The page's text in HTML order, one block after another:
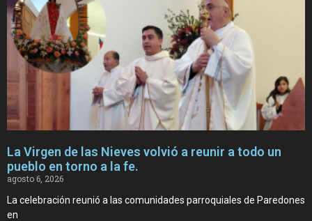
La Virgen de las Nieves volvió a reunir a todo un
pueblo en torno a la fe.
agosto 6, 2026
La celebración reunió a las comunidades parroquiales de Paredones
en